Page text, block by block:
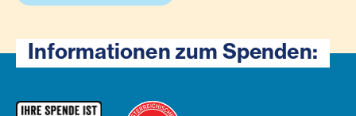
Informationen zum Spenden: